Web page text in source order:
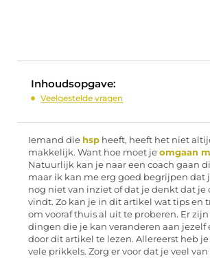
Inhoudsopgave:
Veelgestelde vragen
Iemand die hsp heeft, heeft het niet
makkelijk. Want hoe moet je omgaan
Natuurlijk kan je naar een coach gaan
maar ik kan me erg goed begrijpen dat
nog niet van inziet of dat je denkt dat je
vindt. Zo kan je in dit artikel wat tips en
om vooraf thuis al uit te proberen. Er
dingen die je kan veranderen aan jezelf
door dit artikel te lezen. Allereerst heb je
vele prikkels. Zorg er voor dat je veel